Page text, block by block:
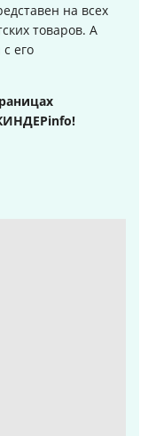
на всех
товаров. А
его